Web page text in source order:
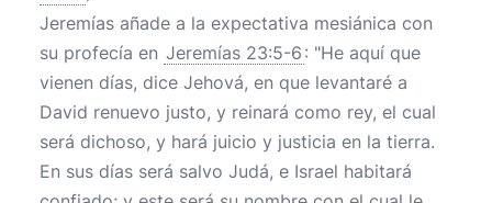
Jeremías añade a la expectativa mesiánica con
su profecía en Jeremías 23:5-6 : "He aquí que
vienen días, dice Jehová, en que levantaré a
David renuevo justo, y reinará como rey, el cual
será dichoso, y hará juicio y justicia en la tierra.
En sus días será salvo Judá, e Israel habitará